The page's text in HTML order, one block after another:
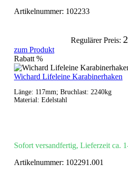
Artikelnummer: 102233
Regulärer Preis:
zum Produkt
Rabatt %
Wichard Lifeleine Karabinerhaken
Länge: 117mm; Bruchlast: 2240kg
Material: Edelstahl
Sofort versandfertig, Lieferzeit ca.
Artikelnummer: 102291.001